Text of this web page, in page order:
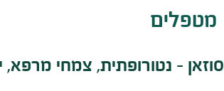
מטפלים
סוזאן - נטורופתית, צמחי מרפא,